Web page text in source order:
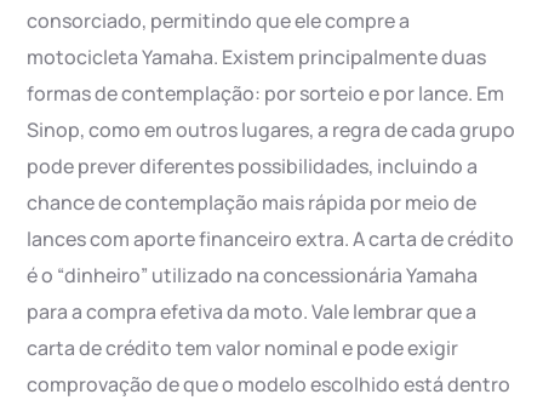
consorciado, permitindo que ele compre a
motocicleta Yamaha. Existem principalmente duas
formas de contemplação: por sorteio e por lance. Em
Sinop, como em outros lugares, a regra de cada grupo
pode prever diferentes possibilidades, incluindo a
chance de contemplação mais rápida por meio de
lances com aporte financeiro extra. A carta de crédito
é o “dinheiro” utilizado na concessionária Yamaha
para a compra efetiva da moto. Vale lembrar que a
carta de crédito tem valor nominal e pode exigir
comprovação de que o modelo escolhido está dentro